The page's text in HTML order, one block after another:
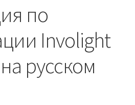
по
Involight
русском